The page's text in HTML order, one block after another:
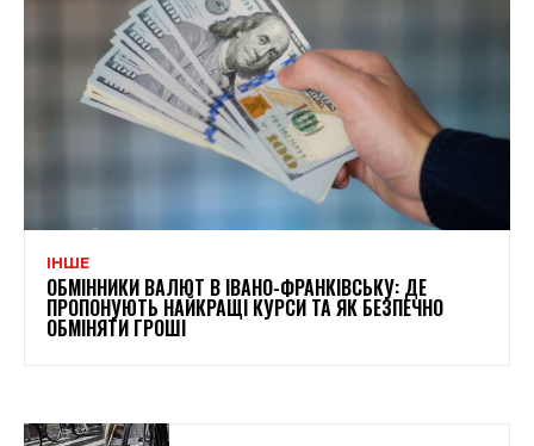
ІНШЕ
ОБМІННИКИ ВАЛЮТ В ІВАНО-ФРАНКІВСЬКУ: ДЕ
ПРОПОНУЮТЬ НАЙКРАЩІ КУРСИ ТА ЯК БЕЗПЕЧНО
ОБМІНЯТИ ГРОШІ